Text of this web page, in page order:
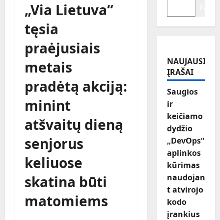
„Via Lietuva“
tęsia
praėjusiais
metais
pradėtą akciją:
minint
atšvaitų dieną
senjorus
keliuose
skatina būti
matomiems
NAUJAUSI
ĮRAŠAI
Saugios
ir
keičiamo
dydžio
„DevOps“
aplinkos
kūrimas
naudojan
t atvirojo
kodo
įrankius